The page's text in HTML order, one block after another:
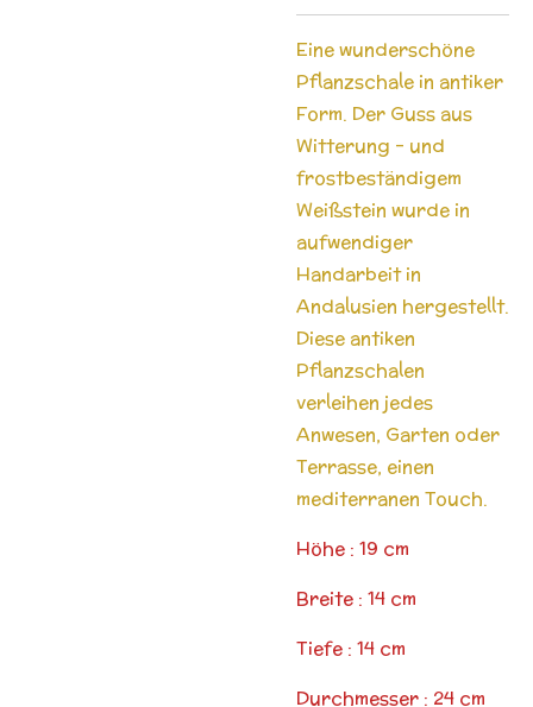
Eine wunderschöne
Pflanzschale in antiker
Form. Der Guss aus
Witterung - und
frostbeständigem
Weißstein wurde in
aufwendiger
Handarbeit in
Andalusien hergestellt.
Diese antiken
Pflanzschalen
verleihen jedes
Anwesen, Garten oder
Terrasse, einen
mediterranen Touch.
Höhe : 19 cm
Breite : 14 cm
Tiefe : 14 cm
Durchmesser : 24 cm